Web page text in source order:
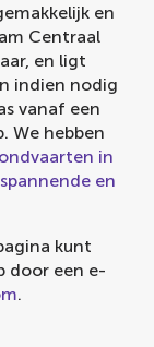
en
Centraal
en ligt
indien nodig
vanaf een
We hebben
in
en
kunt
door een e-
.